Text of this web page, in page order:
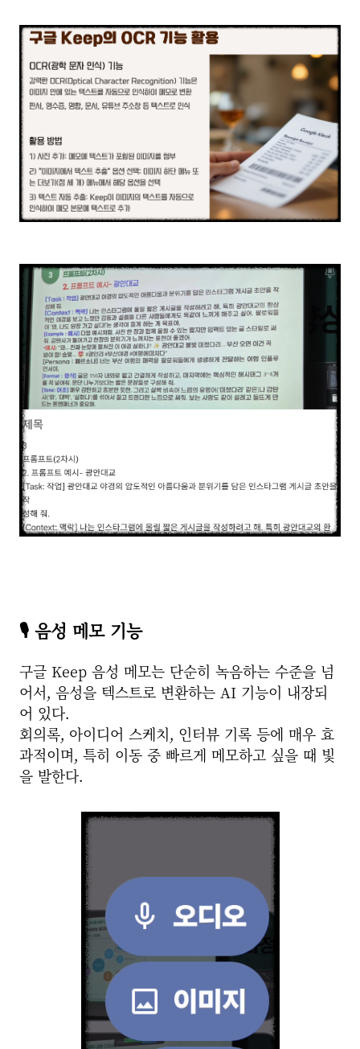
🎙️ 음성 메모 기능
구글 Keep 음성 메모는 단순히 녹음하는 수준을 넘
어서, 음성을 텍스트로 변환하는 AI 기능이 내장되
어 있다.
회의록, 아이디어 스케치, 인터뷰 기록 등에 매우 효
과적이며, 특히 이동 중 빠르게 메모하고 싶을 때 빛
을 발한다.